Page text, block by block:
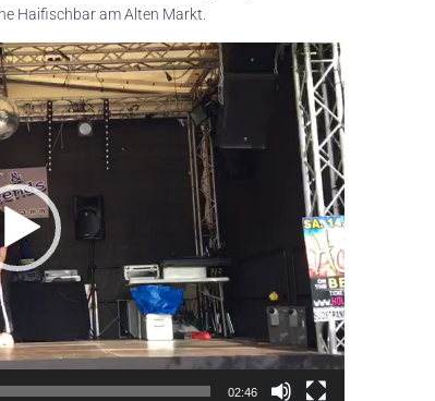
Haifischbar am Alten Markt.
02:46